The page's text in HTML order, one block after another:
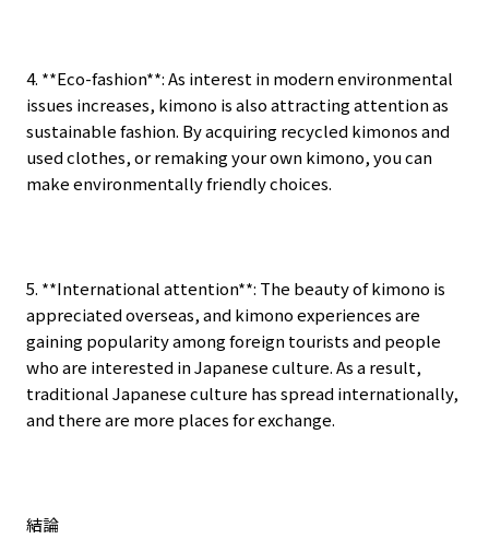
4. **Eco-fashion**: As interest in modern environmental
issues increases, kimono is also attracting attention as
sustainable fashion. By acquiring recycled kimonos and
used clothes, or remaking your own kimono, you can
make environmentally friendly choices.
5. **International attention**: The beauty of kimono is
appreciated overseas, and kimono experiences are
gaining popularity among foreign tourists and people
who are interested in Japanese culture. As a result,
traditional Japanese culture has spread internationally,
and there are more places for exchange.
結論